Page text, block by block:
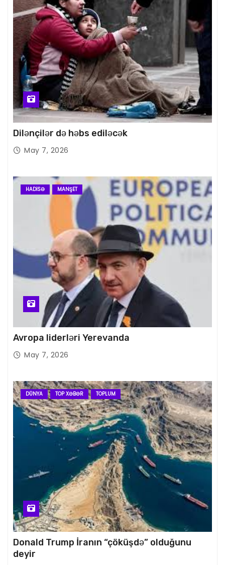
Dilənçilər də həbs ediləcək
May 7, 2026
HADISƏ MANŞET
Avropa liderləri Yerevanda
May 7, 2026
DÜNYA TOP XƏBƏR TOPLUM
Donald Trump İranın “çöküşdə” olduğunu
deyir